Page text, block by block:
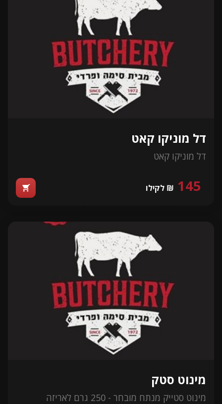
דל מוניקו קאט
דל מוניקו קאט
145 ₪ לקילו shopping_cart
מינוט סטק
מינוט סטייק מנתח מובחר - 250 גרם לאריזה